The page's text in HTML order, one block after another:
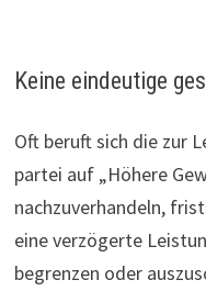
Keine eindeutige
Oft beruft sich die zur
partei auf „Höhere
nachzuverhandeln,
eine verzögerte
begrenzen oder